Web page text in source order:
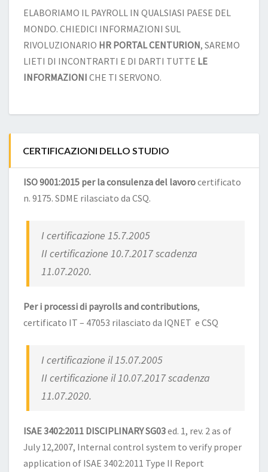
ELABORIAMO IL PAYROLL IN QUALSIASI PAESE DEL
MONDO. CHIEDICI INFORMAZIONI SUL
RIVOLUZIONARIO HR PORTAL CENTURION, SAREMO
LIETI DI INCONTRARTI E DI DARTI TUTTE LE
INFORMAZIONI CHE TI SERVONO.
CERTIFICAZIONI DELLO STUDIO
ISO 9001:2015 per la consulenza del lavorocertificato
n. 9175. SDME rilasciato da CSQ.
I certificazione 15.7.2005
II certificazione 10.7.2017 scadenza
11.07.2020.
Per i processi di payrolls and contributions,
certificato IT – 47053 rilasciato da IQNET e CSQ
I certificazione il 15.07.2005
II certificazione il 10.07.2017 scadenza
11.07.2020.
ISAE 3402:2011 DISCIPLINARY SG03ed. 1, rev. 2 as of
July 12,2007, Internal control system to verify proper
application of ISAE 3402:2011 Type II Report